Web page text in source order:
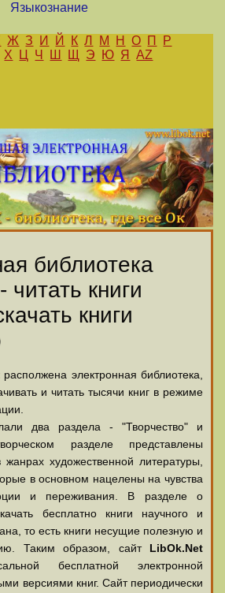
Языкознание
Ж З И Й К Л М Н О П
Р
Х Ц Ч Ш Щ Э Ю Я AZ
библиотека
читать книги
книги
располжена электронная библиотека,
и читать тысячи книг в режиме
два раздела - "Творчество" и
разделе представлены
жанрах художественной литературы,
в основном нацелены на чувства
и переживания. В разделе о
бесплатно книги научного и
то есть книги несущие полезную и
Таким образом, сайт LibOk.Net
бесплатной электронной
версиями книг. Сайт периодически